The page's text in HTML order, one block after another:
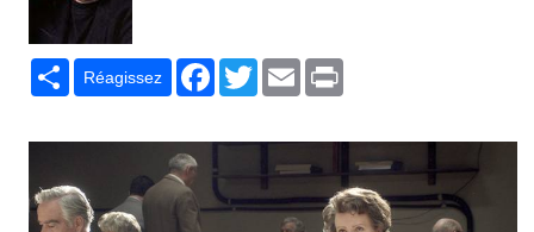
Partager
Réagissez Facebook
TwitterEmail